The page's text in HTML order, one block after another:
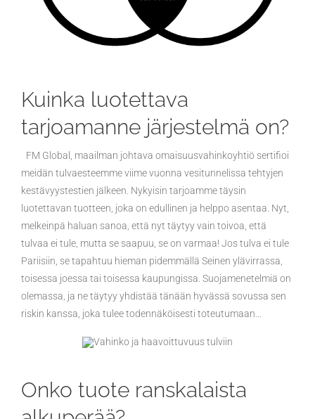
Kuinka luotettava
tarjoamanne järjestelmä on?
FM Global, maailman johtava omaisuusvahinkoyhtiö sertifioi
meidän tulvaesteemme viime vuonna vesitunnelissa tehtyjen
kestävyystestien jälkeen. Nykyisin tarjoamme täysin
luotettavan tuotteen, joka on edullinen ja helppo asentaa. Nyt,
melkeinpä haluan sanoa, että nyt täytyy vain toivoa, että
tulvaa ei tule, mutta se saapuu, se on varmaa! Jos tulva ei tule
Pariisiin, se tapahtuu hieman pidemmällä Seinen ylävirrassa,
toisessa joessa tai toisessa kaupungissa. Suojamenetelmiä on
olemassa, ja ne täytyy yhdistää tänään hyvässä sovussa sen
riskin kanssa, joka tulee todennäköisesti toteutumaan…
Onko tuote ranskalaista